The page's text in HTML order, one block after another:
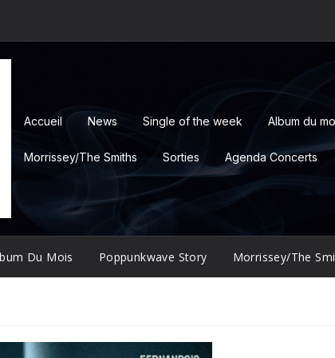
Accueil News Single of the week Album du
Morrissey/The Smiths Sorties Agenda Concerts
Du Mois Poppunkwave Story Morrissey/The